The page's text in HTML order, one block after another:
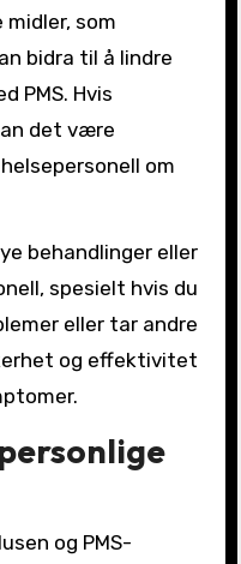
som
bidra til å lindre
PMS. Hvis
det være
om
behandlinger eller
spesielt hvis du
eller tar andre
og effektivitet
og PMS-